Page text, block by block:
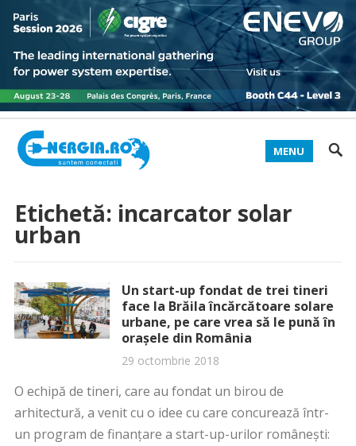
MENU
Etichetă: incarcator solar
urban
Un start-up fondat de trei tineri
face la Brăila încărcătoare solare
urbane, pe care vrea să le pună în
oraşele din România
29 octombrie 2018
O echipă de tineri, care au fondat un birou de
arhitectură, a venit cu o idee cu care concurează într-
un program de finanțare a start-up-urilor românești: